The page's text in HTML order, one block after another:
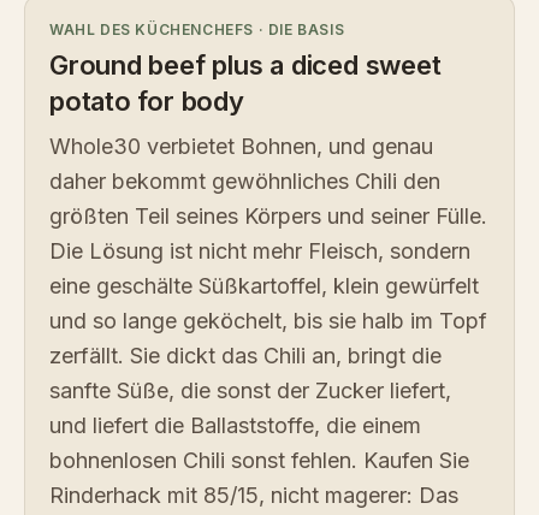
WAHL DES KÜCHENCHEFS · DIE BASIS
Ground beef plus a diced sweet
potato for body
Whole30 verbietet Bohnen, und genau
daher bekommt gewöhnliches Chili den
größten Teil seines Körpers und seiner Fülle.
Die Lösung ist nicht mehr Fleisch, sondern
eine geschälte Süßkartoffel, klein gewürfelt
und so lange geköchelt, bis sie halb im Topf
zerfällt. Sie dickt das Chili an, bringt die
sanfte Süße, die sonst der Zucker liefert,
und liefert die Ballaststoffe, die einem
bohnenlosen Chili sonst fehlen. Kaufen Sie
Rinderhack mit 85/15, nicht magerer: Das